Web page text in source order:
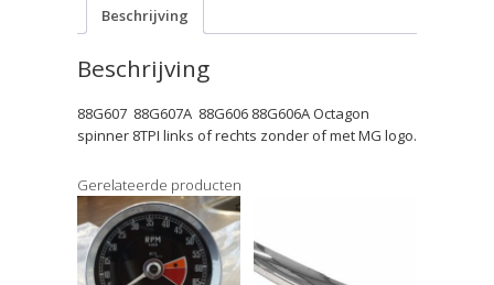
Rechts
met
zonder
logo
aantal
Beschrijving
Beschrijving
88G607 88G607A 88G606 88G606A Octagon
spinner 8TPI links of rechts zonder of met MG logo.
Gerelateerde producten